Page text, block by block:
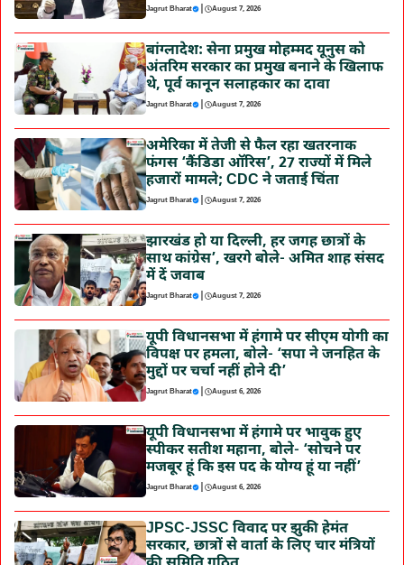
Jagrut Bharat | August 7, 2026
बांग्लादेश: सेना प्रमुख मोहम्मद यूनुस को
अंतरिम सरकार का प्रमुख बनाने के खिलाफ
थे, पूर्व कानून सलाहकार का दावा
Jagrut Bharat | August 7, 2026
अमेरिका में तेजी से फैल रहा खतरनाक
फंगस ‘कैंडिडा ऑरिस’, 27 राज्यों में मिले
हजारों मामले; CDC ने जताई चिंता
Jagrut Bharat | August 7, 2026
झारखंड हो या दिल्ली, हर जगह छात्रों के
साथ कांग्रेस’, खरगे बोले- अमित शाह संसद
में दें जवाब
Jagrut Bharat | August 7, 2026
यूपी विधानसभा में हंगामे पर सीएम योगी का
विपक्ष पर हमला, बोले- ‘सपा ने जनहित के
मुद्दों पर चर्चा नहीं होने दी’
Jagrut Bharat | August 6, 2026
यूपी विधानसभा में हंगामे पर भावुक हुए
स्पीकर सतीश महाना, बोले- ‘सोचने पर
मजबूर हूं कि इस पद के योग्य हूं या नहीं’
Jagrut Bharat | August 6, 2026
JPSC-JSSC विवाद पर झुकी हेमंत
सरकार, छात्रों से वार्ता के लिए चार मंत्रियों